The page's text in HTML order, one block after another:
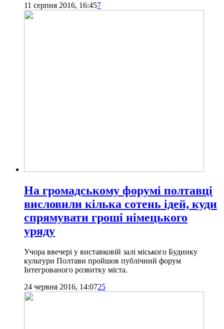
11 серпня 2016, 16:457
На громадському форумі полтавці
висловили кілька сотень ідей, куди
спрямувати гроші німецького
уряду
Учора ввечері у виставковій залі міського Будинку
культури Полтави пройшов публічний форум
Інтегрованого розвитку міста.
24 червня 2016, 14:0725